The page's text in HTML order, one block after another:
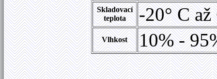
Skladovací
teplota
-20° C až
Vlhkost 10% -